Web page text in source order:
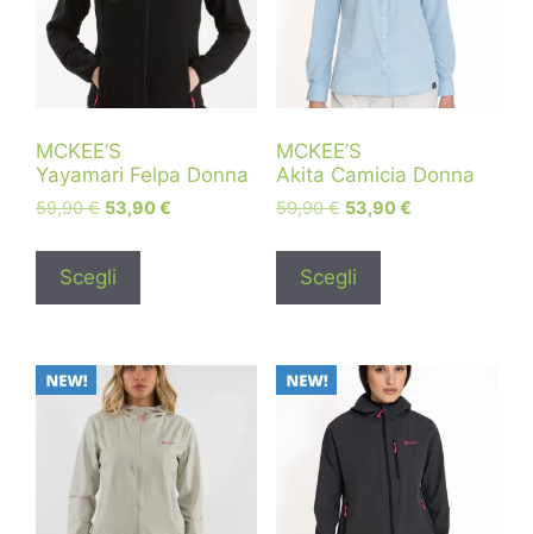
MCKEE’S
Yayamari Felpa Donna
59,90€ 53,90€
Scegli
MCKEE’S
Akita Camicia Donna
59,90€ 53,90€
Scegli